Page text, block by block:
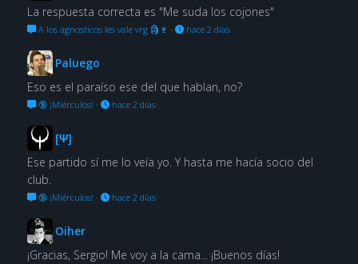
La respuesta correcta es "Me suda los cojones"
A los agnosticos les vale vrg 🗿🍷 · hace 2 días
Paluego
Eso es el paraíso ese del que hablan, no?
🔞 ¡Miérculos! · hace 2 días
[Ψ]
Ese partido sí me lo veía yo. Y hasta me hacía socio del
club.
🔞 ¡Miérculos! · hace 2 días
Oiher
¡Gracias, Sergio! Me voy a la cama... ¡Buenos días!